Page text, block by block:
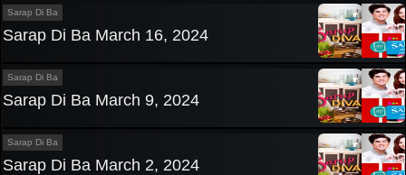
Sarap Di Ba
Sarap Di Ba March 16, 2024
Sarap Di Ba
Sarap Di Ba March 9, 2024
Sarap Di Ba
Sarap Di Ba March 2, 2024